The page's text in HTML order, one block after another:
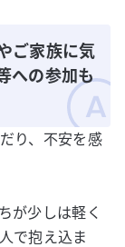
ご家族に気
への参加も
り、不安を感
が少しは軽く
で抱え込ま